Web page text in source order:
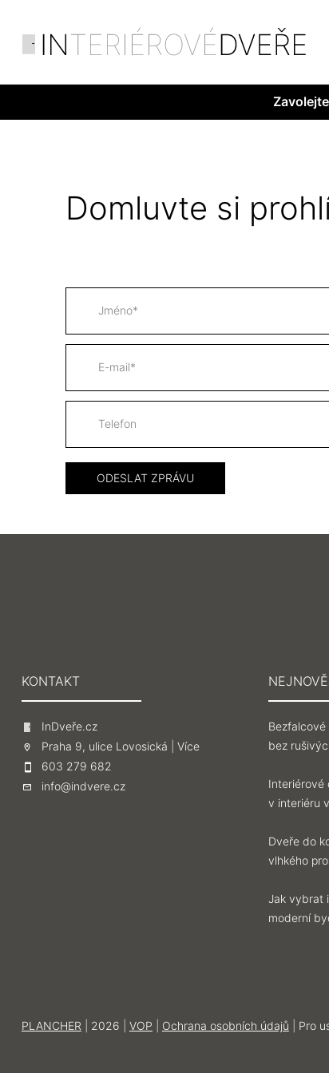
Domluvte si
KONTAKT
InDveře.cz
Praha 9, ulice Lovosická | Více
603 279 682
info@indvere.cz
bez
Interiérové
v interiéru
Dveře do
vlhkého
Jak vybrat
moderní
PLANCHER | 2026 | VOP Ochrana osobních údajů | Pro